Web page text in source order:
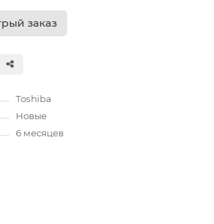
заказ
Toshiba
Новые
6 месяцев